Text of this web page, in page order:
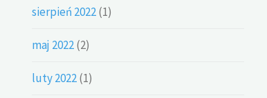
sierpień 2022(1)
maj 2022(2)
luty 2022(1)